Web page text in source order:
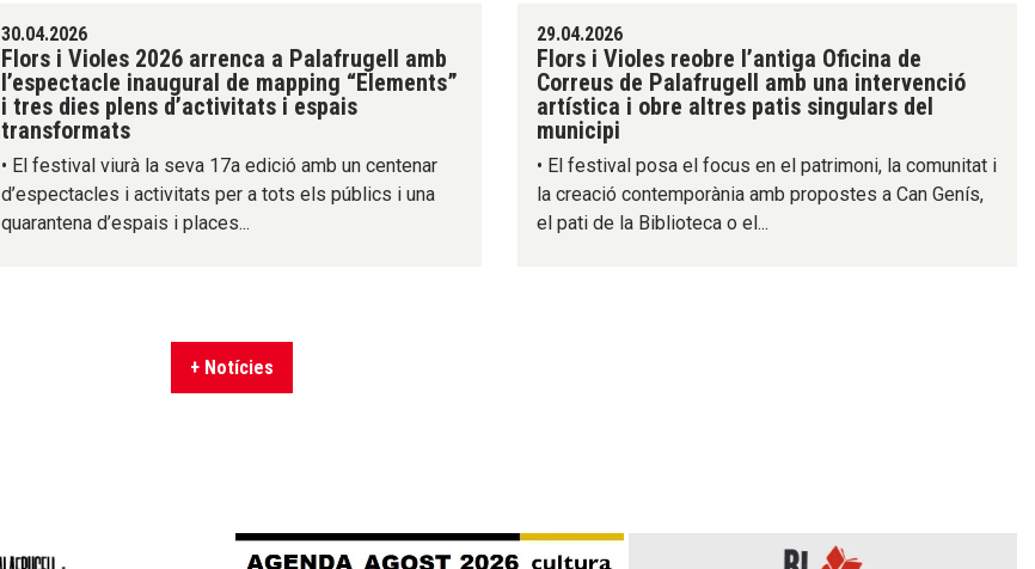
30.04.2026
Flors i Violes 2026 arrenca a Palafrugell amb
l’espectacle inaugural de mapping “Elements”
i tres dies plens d’activitats i espais
transformats
• El festival viurà la seva 17a edició amb un centenar
d’espectacles i activitats per a tots els públics i una
quarantena d’espais i places...
29.04.2026
Flors i Violes reobre l’antiga Oficina de
Correus de Palafrugell amb una intervenció
artística i obre altres patis singulars del
municipi
• El festival posa el focus en el patrimoni, la comunitat i
la creació contemporània amb propostes a Can Genís,
el pati de la Biblioteca o el...
+ Notícies